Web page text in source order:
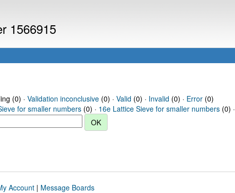
1566915
(0) · Validation inconclusive(0) · Valid (0) · Invalid (0) · Error(0)
for smaller numbers (0) · 16e Lattice Sieve for smaller numbers (0) ·
Account| Message Boards